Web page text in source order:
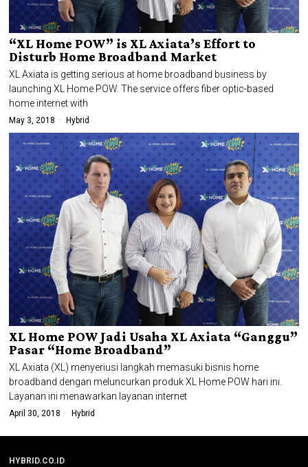
“XL Home POW” is XL Axiata’s Effort to
Disturb Home Broadband Market
XL Axiata is getting serious at home broadband business by
launching XL Home POW. The service offers fiber optic-based
home internet with
May 3, 2018 Hybrid
XL Home POW Jadi Usaha XL Axiata “Ganggu”
Pasar “Home Broadband”
XL Axiata (XL) menyeriusi langkah memasuki bisnis home
broadband dengan meluncurkan produk XL Home POW hari ini.
Layanan ini menawarkan layanan internet
April 30, 2018 Hybrid
HYBRID.CO.ID